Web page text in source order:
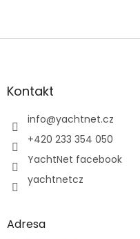
Z
aKontakt
info@yachtnet.cz
+420 233 354 050
YachtNet facebook
yachtnetcz
Adresa